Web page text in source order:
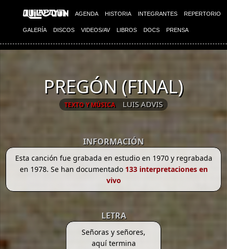
AGENDA HISTORIA INTEGRANTES REPERTORIO
GALERÍA DISCOS VIDEOS/AV LIBROS DOCS PRENSA
PREGÓN (FINAL)
TEXTO Y MÚSICA LUIS ADVIS
INFORMACIÓN
Esta canción fue grabada en estudio en 1970 y regrabada
en 1978. Se han documentado133 interpretaciones en
vivo
LETRA
Señoras y señores,
aquí termina